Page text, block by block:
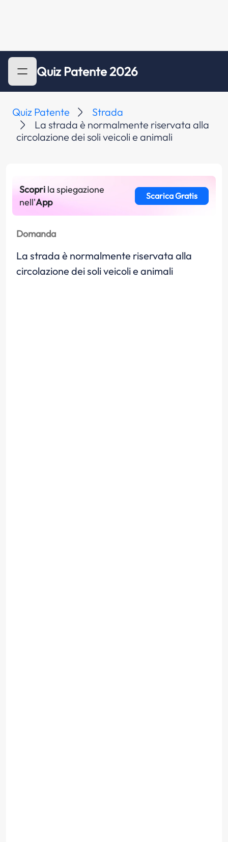
Quiz Patente 2026
Quiz Patente
Strada
La strada è normalmente riservata alla
circolazione dei soli veicoli e animali
Scopri la spiegazione
nell'App
Scarica Gratis
Domanda
La strada è normalmente riservata alla
circolazione dei soli veicoli e animali